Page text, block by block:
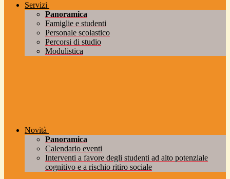
Servizi
Panoramica
Famiglie e studenti
Personale scolastico
Percorsi di studio
Modulistica
Novità
Panoramica
Calendario eventi
Interventi a favore degli studenti ad alto potenziale
cognitivo e a rischio ritiro sociale